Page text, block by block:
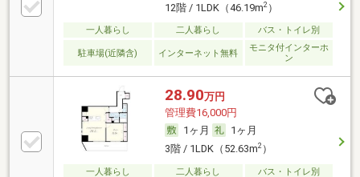
12階 / 1LDK（46.19m2）
一人暮らし 二人暮らし バス・トイレ別
駐車場(近隣含) インターネット無料
モニタ付インターホ
ン
28.90万円
管理費16,000円
1ヶ月
1ヶ月
3階 / 1LDK（52.63m2）
一人暮らし 二人暮らし
バス・トイレ別